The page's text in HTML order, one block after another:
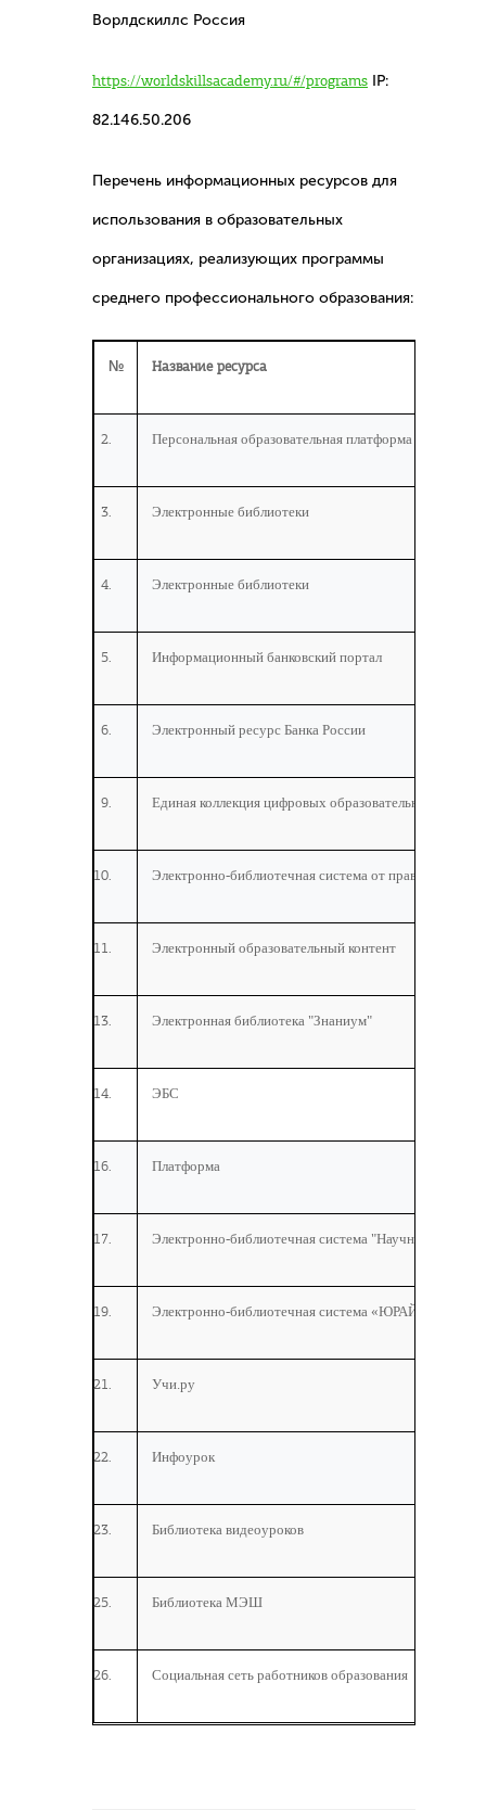
Ворлдскиллс Россия
https://worldskillsacademy.ru/#/programs IP:
82.146.50.206
Перечень информационных ресурсов для
использования в образовательных
организациях, реализующих программы
среднего профессионального образования:
№ Название ресурса
Персональная образовательная платформа
Электронные библиотеки
Электронные библиотеки
Информационный банковский портал
Электронный ресурс Банка России
Единая коллекция цифровых образовательных
Электронно-библиотечная система от
Электронный образовательный контент
Электронная библиотека "Знаниум"
ЭБС
Платформа
Электронно-библиотечная система "Научная
Электронно-библиотечная система «ЮРАЙТ»
Учи.ру
Инфоурок
Библиотека видеоуроков
Библиотека МЭШ
Социальная сеть работников образования